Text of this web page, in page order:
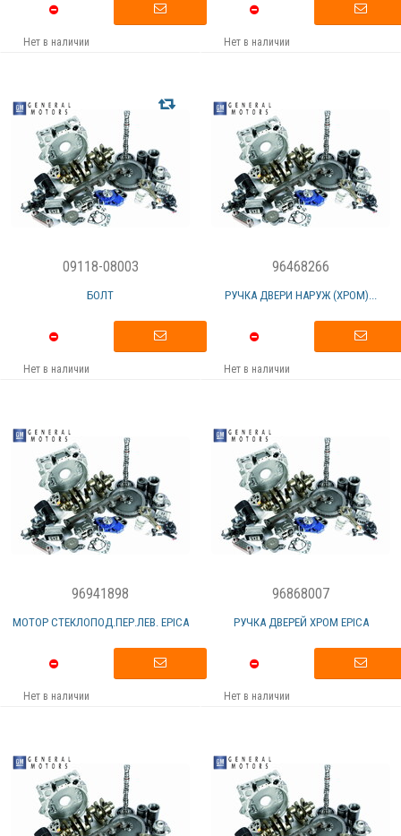
Нет в наличии Нет в наличии
09118-08003
БОЛТ
Нет в наличии
96468266
РУЧКА ДВЕРИ НАРУЖ (ХРОМ)...
Нет в наличии
96941898
МОТОР СТЕКЛОПОД.ПЕР.ЛЕВ. EPICA
Нет в наличии
96868007
РУЧКА ДВЕРЕЙ ХРОМ EPICA
Нет в наличии